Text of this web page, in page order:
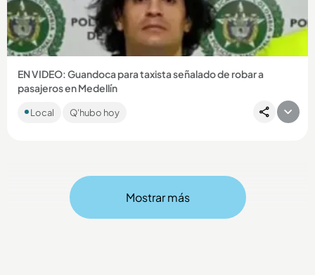
Compartir Noticia
EN VIDEO: Guandoca para taxista señalado de robar a
pasajeros en Medellín
Juan Camilo Marulanda Valencia, de 34 años, es sindicado de
hurtar a cinco personas en diciembre de 2025....
Local Q'hubo hoy
Mostrar más